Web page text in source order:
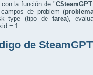
la función de "
de problem (
(tipo detarea),
= 1.
de